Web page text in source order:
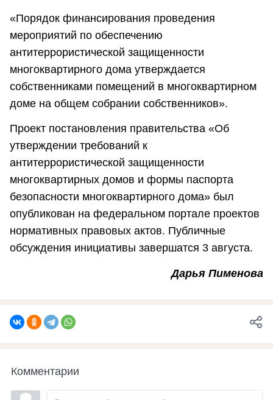
«Порядок финансирования проведения
мероприятий по обеспечению
антитеррористической защищенности
многоквартирного дома утверждается
собственниками помещений в многоквартирном
доме на общем собрании собственников».
Проект постановления правительства «Об
утверждении требований к
антитеррористической защищенности
многоквартирных домов и формы паспорта
безопасности многоквартирного дома» был
опубликован на федеральном портале проектов
нормативных правовых актов. Публичные
обсуждения инициативы завершатся 3 августа.
Дарья Пименова
Комментарии